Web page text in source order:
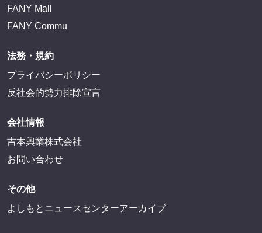
FANY Mall
FANY Commu
法務・規約
プライバシーポリシー
反社会的勢力排除宣言
会社情報
吉本興業株式会社
お問い合わせ
その他
よしもとニュースセンターアーカイブ